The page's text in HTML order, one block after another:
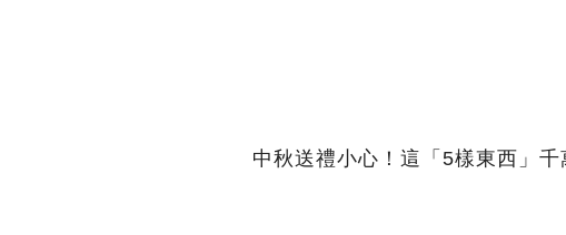
中秋送禮小心！這「5樣東西」